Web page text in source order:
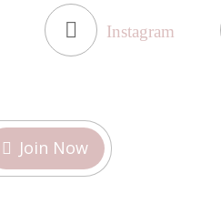
Instagram
Join Now